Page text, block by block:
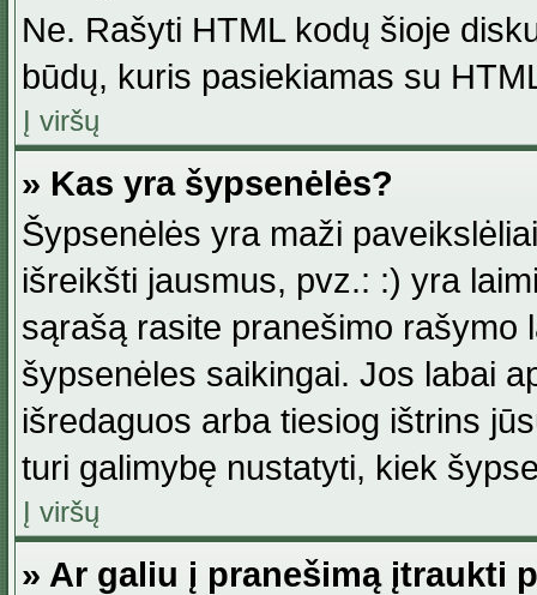
Ne. Rašyti HTML kodų šioje
būdų, kuris pasiekiamas su
Į viršų
» Kas yra šypsenėlės?
Šypsenėlės yra maži
išreikšti jausmus, pvz.: :) yra
sąrašą rasite pranešimo rašymo
šypsenėles saikingai. Jos labai
išredaguos arba tiesiog ištrins
turi galimybę nustatyti, kiek
Į viršų
» Ar galiu į pranešimą įtraukti